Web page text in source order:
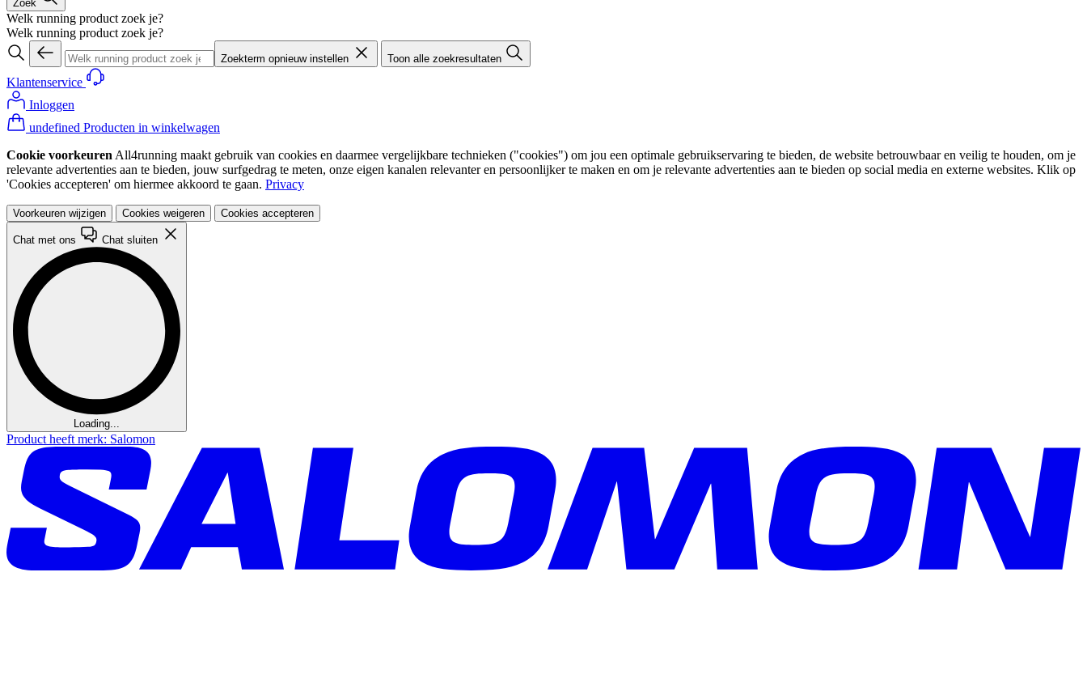
Zoek
Welk running product zoek je?
Welk running product zoek je?
Zoekterm opnieuw instellen Toon alle zoekresultaten
Klantenservice
Inloggen
undefined Producten in winkelwagen
Cookie voorkeuren All4running maakt gebruik van cookies en daarmee vergelijkbare technieken ("cookies") om jou een optimale gebruikservaring te bieden, de website betrouwbaar en veilig te houden, om je
relevante advertenties aan te bieden, jouw surfgedrag te meten, onze eigen kanalen relevanter en persoonlijker te maken en om je relevante advertenties aan te bieden op social media en externe websites. Klik op
'Cookies accepteren' om hiermee akkoord te gaan. Privacy
Voorkeuren wijzigen Cookies weigeren Cookies accepteren
Chat met ons Chat sluiten
Loading...
Product heeft merk: Salomon